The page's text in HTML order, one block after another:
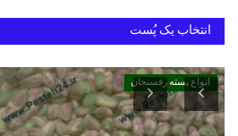
انتخاب یک پُست
انواع پسته رفسنجان